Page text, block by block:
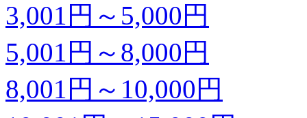
3,001円～5,000円
5,001円～8,000円
8,001円～10,000円